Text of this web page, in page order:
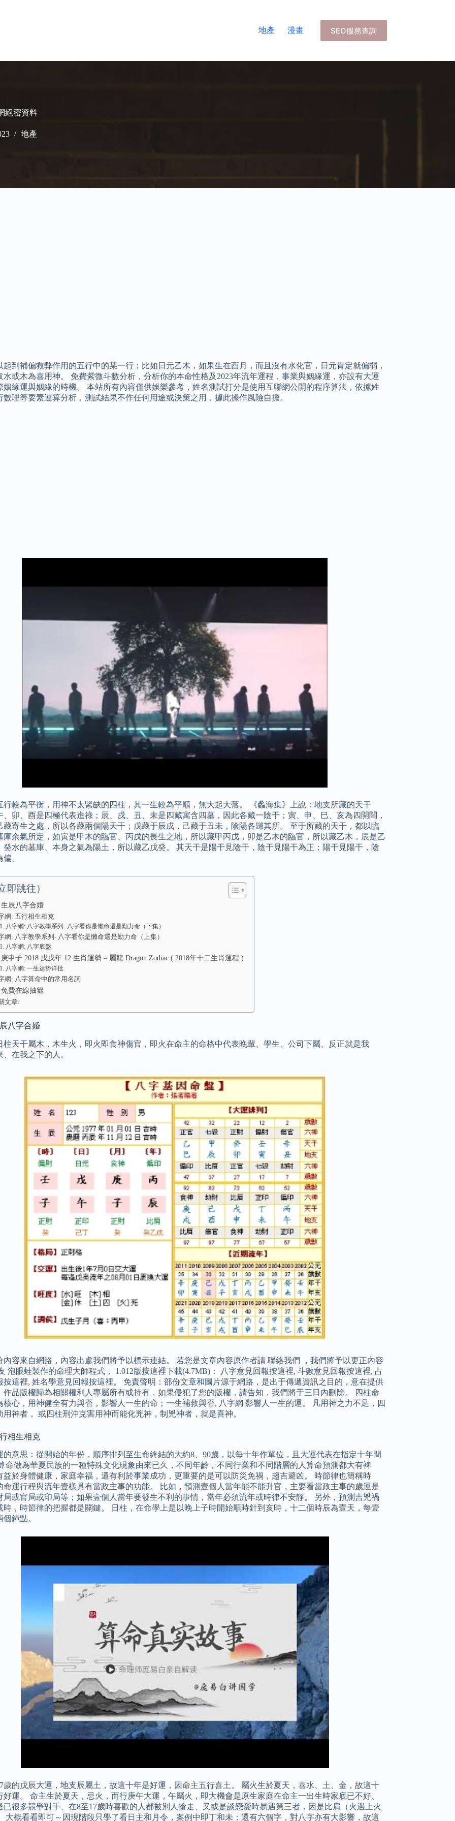
地產 漫畫 SEO服務查詢
絕密資料
地產
起到補偏救弊作用的五行中的某一行；比如日元乙木，如果生在酉月，而且沒有水化官，日元肯定就偏弱，
水或木為喜用神。 免費紫微斗數分析，分析你的本命性格及2023年流年運程，事業與姻緣運，亦設有大運
姻緣運與姻緣的時機。 本站所有內容僅供娛樂參考，姓名測試打分是使用互聯網公開的程序算法，依據姓
數理等要素運算分析，測試結果不作任何用途或決策之用，據此操作風險自擔。
行較為平衡，用神不太緊缺的四柱，其一生較為平順，無大起大落。 《蠡海集》上說：地支所藏的天干
、卯、酉是四極代表進祿；辰、戌、丑、未是四藏寓含四墓，因此各藏一陰干；寅、申、巳、亥為四開闊，
藏寄生之處，所以各藏兩個陽天干；戊藏于辰戌，己藏于丑未，陰陽各歸其所。 至于所藏的天干，都以臨
庫余氣所定，如寅是甲木的臨官、丙戊的長生之地，所以藏甲丙戊，卯是乙木的臨官，所以藏乙木，辰是乙
癸水的墓庫、本身之氣為陽土，所以藏乙戊癸。 其天干是陽干見陰干，陰干見陽干為正；陽干見陽干，陰
。
即跳往）
辰八字合婚
網: 五行相生相克
八字網: 八字教學系列- 八字看你是懶命還是勤力命（下集）
網: 八字教學系列- 八字看你是懶命還是勤力命（上集）
八字網: 八字底盤
申子 2018 戊戌年 12 生肖運勢 – 屬龍 Dragon Zodiac ( 2018年十二生肖運程 )
八字網: 一生运势详批
網: 八字算命中的常用名詞
費在線抽籤
文章:
八字合婚
柱天干屬木，木生火，即火即食神傷官，即火在命主的命格中代表晚輩、學生、公司下屬、反正就是我
在我之下的人。
內容來自網路，內容出處我們將予以標示連結。 若您是文章內容原作者請 聯絡我們 ，我們將予以更正內容
泡眼蛙製作的命理大師程式， 1.012版按這裡下載(4.7MB)： 八字意見回報按這裡, 斗數意見回報按這裡, 占
按這裡, 姓名學意見回報按這裡。 免責聲明：部份文章和圖片源于網路，是出于傳遞資訊之目的，意在提供
作品版權歸為相關權利人專屬所有或持有，如果侵犯了您的版權，請告知，我們將于三日內刪除。 四柱命
核心，用神健全有力與否，影響人一生的命；一生補救與否, 八字網 影響人一生的運。 凡用神之力不足，四
用神者， 或四柱刑沖克害用神而能化兇神，制兇神者，就是喜神。
相生相克
的意思：從開始的年份，順序排列至生命終結的大約8、90歲，以每十年作單位，且大運代表在指定十年間
命做為華夏民族的一種特殊文化現象由來已久，不同年齡，不同行業和不同階層的人算命預測都大有裨
益於身體健康，家庭幸福，還有利於事業成功，更重要的是可以防災免禍，趨吉避凶。 時節律也簡稱時
命運行程與流年壹樣具有當政主事的功能。 比如，預測壹個人當年能不能升官，主要看當政主事的歲運是
局或官局或印局等；如果壹個人當年要發生不利的事情，當年必須流年或時律不安靜。 另外，預測吉兇禍
時，時節律的把握都是關鍵。 日柱，在命學上是以晚上子時開始順時針到亥時，十二個時辰為壹天，每壹
鐘點。
歲的戊辰大運，地支辰屬土，故這十年是好運，因命主五行喜土。 屬火生於夏天，喜水、土、金，故這十
好運。 命主生於夏天，忌火，而行庚午大運，午屬火，即大機會是原生家庭在命主一出生時家底已不好、
已很多競爭對手、在8至17歲時喜歡的人都被別人搶走、又或是談戀愛時易遇第三者，因是比肩（火遇上火
大概看看即可～因現階段只學了看日主和月令，案例中即丁和未；還有六個字，對八字亦有大影響，故這